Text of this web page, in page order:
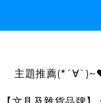
主題推薦